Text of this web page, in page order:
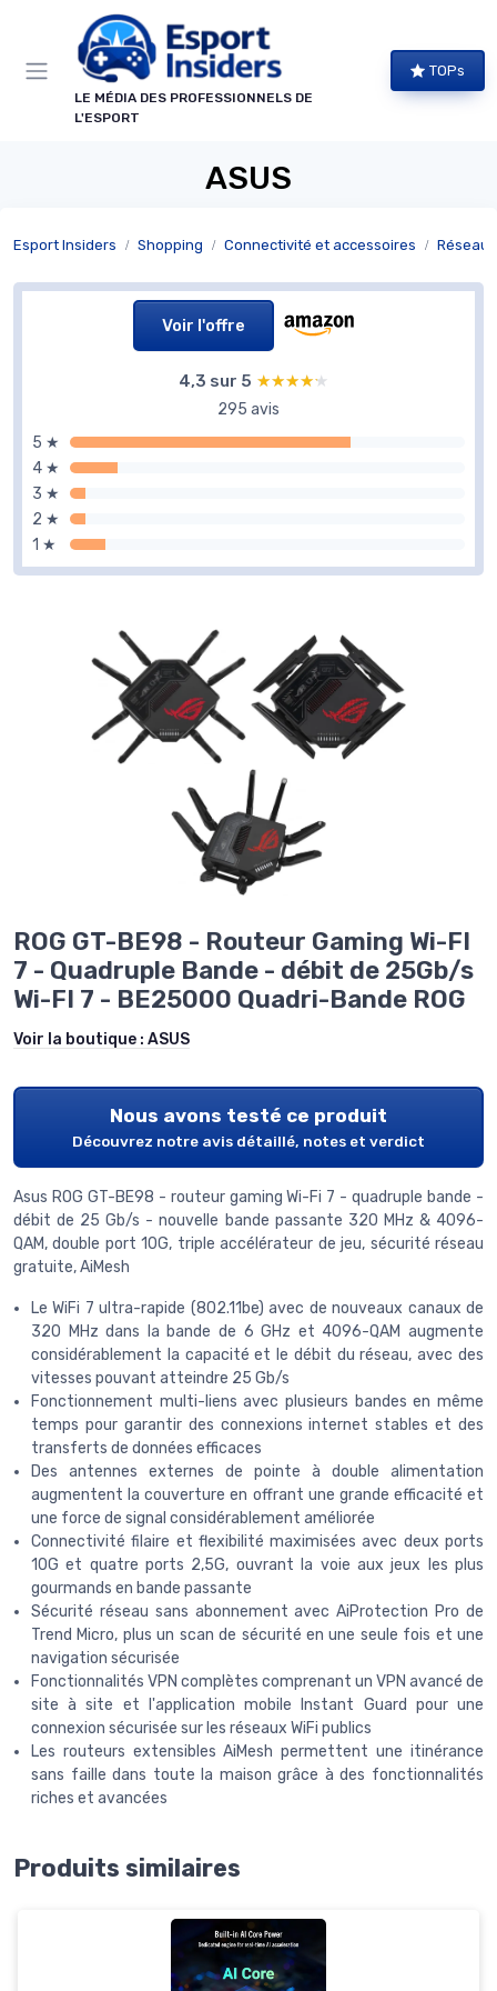
LE MÉDIA DES PROFESSIONNELS DE
L'ESPORT
TOPs
ASUS
Esport Insiders Shopping Connectivité et accessoires Réseau
Voir l'offre
4,3 sur 5 ★★★★★
★★★★★
295 avis
5 ★
4 ★
3 ★
2 ★
1 ★
ROG GT-BE98 - Routeur Gaming Wi-FI
7 - Quadruple Bande - débit de 25Gb/s
Wi-FI 7 - BE25000 Quadri-Bande ROG
Voir la boutique : ASUS
Nous avons testé ce produit
Découvrez notre avis détaillé, notes et verdict
Asus ROG GT-BE98 - routeur gaming Wi-Fi 7 - quadruple bande -
débit de 25 Gb/s - nouvelle bande passante 320 MHz & 4096-
QAM, double port 10G, triple accélérateur de jeu, sécurité réseau
gratuite, AiMesh
Le WiFi 7 ultra-rapide (802.11be) avec de nouveaux canaux de
320 MHz dans la bande de 6 GHz et 4096-QAM augmente
considérablement la capacité et le débit du réseau, avec des
vitesses pouvant atteindre 25 Gb/s
Fonctionnement multi-liens avec plusieurs bandes en même
temps pour garantir des connexions internet stables et des
transferts de données efficaces
Des antennes externes de pointe à double alimentation
augmentent la couverture en offrant une grande efficacité et
une force de signal considérablement améliorée
Connectivité filaire et flexibilité maximisées avec deux ports
10G et quatre ports 2,5G, ouvrant la voie aux jeux les plus
gourmands en bande passante
Sécurité réseau sans abonnement avec AiProtection Pro de
Trend Micro, plus un scan de sécurité en une seule fois et une
navigation sécurisée
Fonctionnalités VPN complètes comprenant un VPN avancé de
site à site et l'application mobile Instant Guard pour une
connexion sécurisée sur les réseaux WiFi publics
Les routeurs extensibles AiMesh permettent une itinérance
sans faille dans toute la maison grâce à des fonctionnalités
riches et avancées
Produits similaires
Panneau de gestion des cookies